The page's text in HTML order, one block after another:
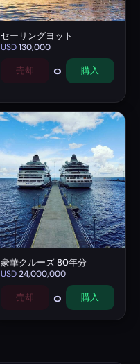
セーリングヨット
USD130,000
売却 0 購入
豪華クルーズ 80年分
USD24,000,000
売却 0 購入